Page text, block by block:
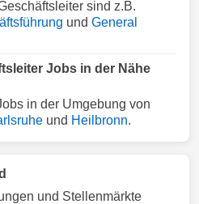
sind z.B.
und General
Jobs in der Nähe
in der Umgebung von
und Heilbronn.
und Stellenmärkte